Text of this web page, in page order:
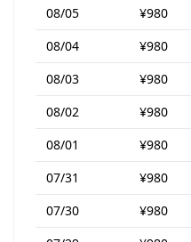
08/05
¥980
08/04
¥980
08/03
¥980
08/02
¥980
08/01
¥980
07/31
¥980
07/30
¥980